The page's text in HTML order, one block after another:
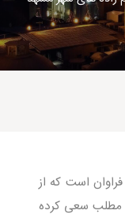
است که از
سعی کرده